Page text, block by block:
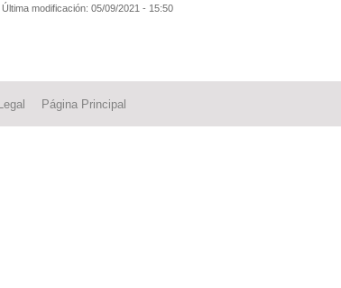
Última modificación: 05/09/2021 - 15:50
Página Principal